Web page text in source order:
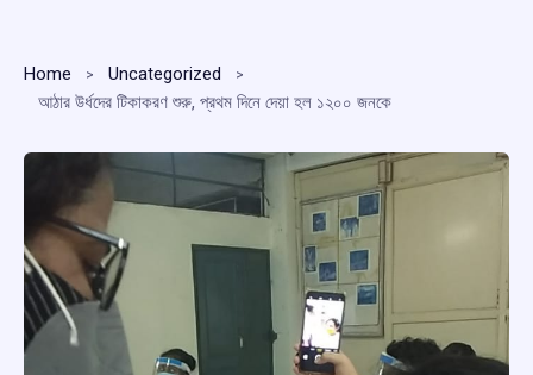
Home
Uncategorized
আঠার উর্ধদের টিকাকরণ শুরু, প্রথম দিনে দেয়া হল ১২০০ জনকে